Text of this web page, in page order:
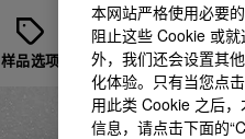
样品选项 购买选项
本网站严格使用必要
阻止这些 Cookie 或
外，我们还会设置其
化体验。只有当您点
用此类 Cookie 之后
信息，请点击下面的